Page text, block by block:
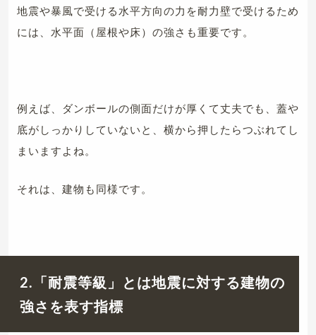
地震や暴風で受ける水平方向の力を耐力壁で受けるため
には、水平面（屋根や床）の強さも重要です。
例えば、ダンボールの側面だけが厚くて丈夫でも、蓋や
底がしっかりしていないと、横から押したらつぶれてし
まいますよね。
それは、建物も同様です。
2.「耐震等級」とは地震に対する建物の
強さを表す指標